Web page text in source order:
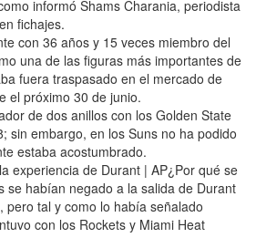
informó Shams Charania, periodista
fichajes.
con 36 años y 15 veces miembro del
una de las figuras más importantes de
fuera traspasado en el mercado de
el próximo 30 de junio.
de dos anillos con los Golden State
sin embargo, en los Suns no ha podido
estaba acostumbrado.
experiencia de Durant | AP¿Por qué se
se habían negado a la salida de Durant
pero tal y como lo había señalado
con los Rockets y Miami Heat